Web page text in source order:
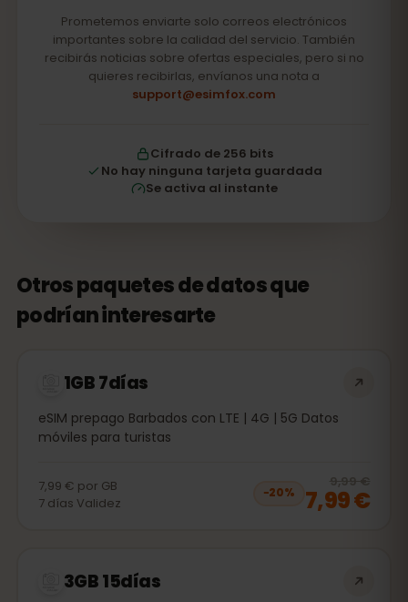
Prometemos enviarte solo correos electrónicos
importantes sobre la calidad del servicio. También
recibirás noticias sobre ofertas especiales, pero si no
quieres recibirlas, envíanos una nota a
support@esimfox.com
Cifrado de 256 bits
No hay ninguna tarjeta guardada
Se activa al instante
Otros paquetes de datos que
podrían interesarte
1GB 7días
eSIM prepago Barbados con LTE | 4G | 5G Datos
móviles para turistas
7,99 € por GB
7 días Validez
−20%
9,99 €
7,99 €
3GB 15días